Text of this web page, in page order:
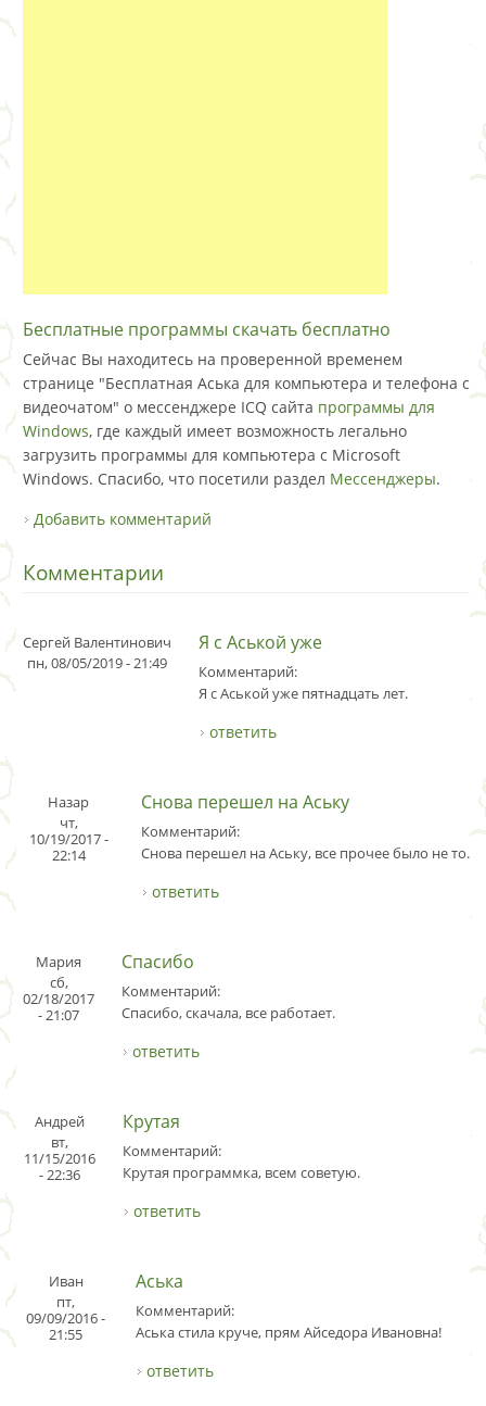
Бесплатные программы скачать бесплатно
Сейчас Вы находитесь на проверенной временем
странице "Бесплатная Аська для компьютера и телефона с
видеочатом" о мессенджере ICQ сайта программы для
Windows, где каждый имеет возможность легально
загрузить программы для компьютера с Microsoft
Windows. Спасибо, что посетили раздел Мессенджеры.
Добавить комментарий
Комментарии
Сергей Валентинович
пн, 08/05/2019 - 21:49
Я с Аськой уже
Комментарий:
Я с Аськой уже пятнадцать лет.
ответить
Назар
чт,
10/19/2017 -
22:14
Снова перешел на Аську
Комментарий:
Снова перешел на Аську, все прочее было не то.
ответить
Мария
сб,
02/18/2017
- 21:07
Спасибо
Комментарий:
Спасибо, скачала, все работает.
ответить
Андрей
вт,
11/15/2016
- 22:36
Крутая
Комментарий:
Крутая программка, всем советую.
ответить
Иван
пт,
09/09/2016 -
21:55
Аська
Комментарий:
Аська стила круче, прям Айседора Ивановна!
ответить